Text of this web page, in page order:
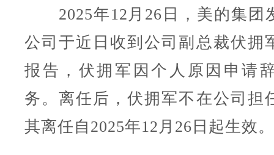
2025年12月26日，美的集团
公司于近日收到公司副总裁伏拥
报告，伏拥军因个人原因申请
务。离任后，伏拥军不在公司担
其离任自2025年12月26日起生效。